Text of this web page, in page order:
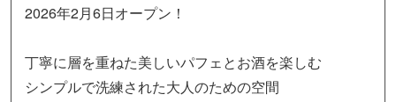
2026年2月6日オープン！
丁寧に層を重ねた美しいパフェとお酒を楽しむ
シンプルで洗練された大人のための空間